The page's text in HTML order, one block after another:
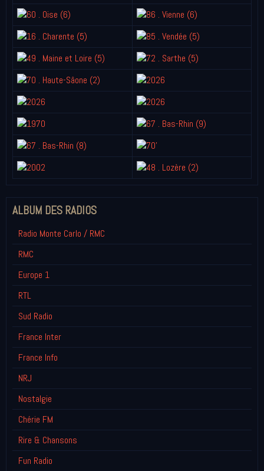
ALBUM DES RADIOS
Radio Monte Carlo / RMC
RMC
Europe 1
RTL
Sud Radio
France Inter
France Info
NRJ
Nostalgie
Chérie FM
Rire & Chansons
Fun Radio